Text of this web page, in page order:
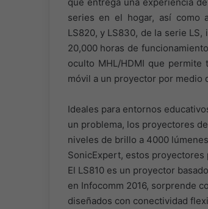
series en el hogar, así como
LS820, y LS830, de la serie
20,000 horas de
oculto MHL/HDMI que
móvil a un proyector por medio
Ideales para entornos
un problema, los proyectores
niveles de brillo a 4000
SonicExpert, estos
El LS810 es un proyector
en Infocomm 2016, sorprende
diseñados con conectividad